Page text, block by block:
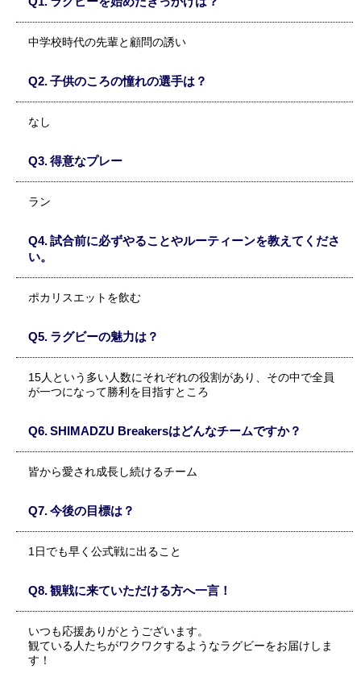
中学校時代の先輩と顧問の誘い
子供のころの憧れの選手は？
なし
得意なプレー
ラン
試合前に必ずやることやルーティーンを教えてくださ
い。
ポカリスエットを飲む
ラグビーの魅力は？
15人という多い人数にそれぞれの役割があり、その中で全員
が一つになって勝利を目指すところ
SHIMADZU Breakersはどんなチームですか？
皆から愛され成長し続けるチーム
今後の目標は？
1日でも早く公式戦に出ること
観戦に来ていただける方へ一言！
いつも応援ありがとうございます。
観ている人たちがワクワクするようなラグビーをお届けしま
す！